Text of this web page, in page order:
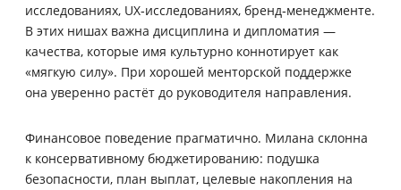
исследованиях, UX‑исследованиях, бренд‑менеджменте.
В этих нишах важна дисциплина и дипломатия —
качества, которые имя культурно коннотирует как
«мягкую силу». При хорошей менторской поддержке
она уверенно растёт до руководителя направления.
Финансовое поведение прагматично. Милана склонна
к консервативному бюджетированию: подушка
безопасности, план выплат, целевые накопления на